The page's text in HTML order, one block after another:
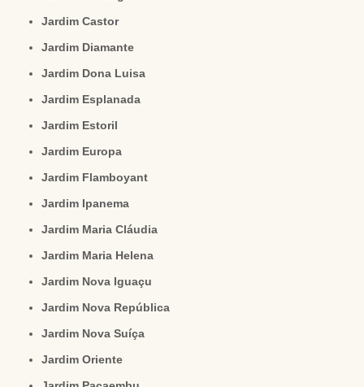
Jardim Castor
Jardim Diamante
Jardim Dona Luisa
Jardim Esplanada
Jardim Estoril
Jardim Europa
Jardim Flamboyant
Jardim Ipanema
Jardim Maria Cláudia
Jardim Maria Helena
Jardim Nova Iguaçu
Jardim Nova República
Jardim Nova Suíça
Jardim Oriente